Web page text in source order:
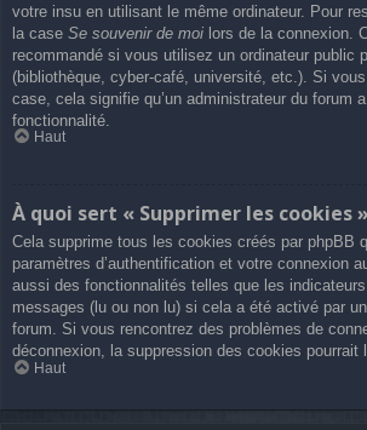
votre insu en utilisant le même ordinateur. Pour
la case Se souvenir de moi lors de la connexion.
recommandé si vous utilisez un ordinateur public
(bibliothèque, cyber-café, université, etc.). Si
case, cela signifie qu’un administrateur du forum
fonctionnalité.
Haut
À quoi sert « Supprimer les cookies
Cela supprime tous les cookies créés par phpBB
paramètres d’authentification et votre connexion
aussi des fonctionnalités telles que les
messages (lu ou non lu) si cela a été activé par
forum. Si vous rencontrez des problèmes de
déconnexion, la suppression des cookies pourrait
Haut